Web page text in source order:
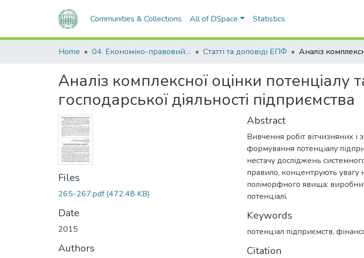
Communities & Collections All of DSpace Statistics
Home 04. Економіко-правовий факультет Статті та доповіді ЕПФ
Аналіз комплексної оцінки потенціалу
господарської діяльності підприємства
Files
265-267.pdf(472.48 KB)
Date
2015
Authors
Abstract
Вивчення робіт вітчизняних
формування потенціалу
нестачу досліджень
правило, концентрують увагу
поліморфного явища:
потенціалі.
Keywords
потенціал підприємств,
Citation